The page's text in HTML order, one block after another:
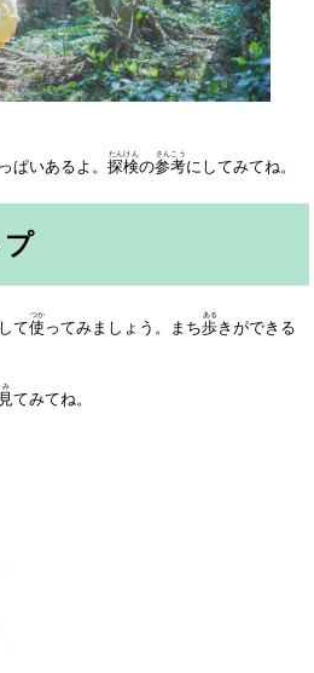
ぱいあるよ。探検
たんけん
の参考
さんこう
にしてみてね。
プ​
て使
つか
ってみましょう。まち歩
ある
きができる
見
み
てみてね。